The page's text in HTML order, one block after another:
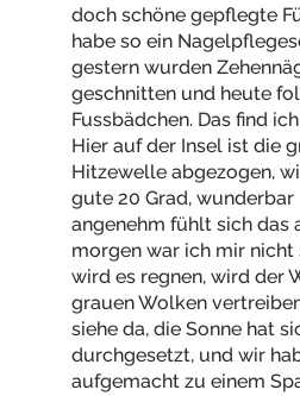
doch schöne gepflegte
habe so ein
gestern wurden
geschnitten und heute
Fussbädchen. Das find
Hier auf der Insel ist die
Hitzewelle abgezogen,
gute 20 Grad, wunderbar
angenehm fühlt sich das
morgen war ich mir nicht
wird es regnen, wird der
grauen Wolken
siehe da, die Sonne hat
durchgesetzt, und wir
aufgemacht zu einem